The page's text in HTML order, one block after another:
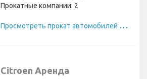
Прокатные компании: 2
П
росмотреть прокат автомобилей Seat
Citroen Аренда